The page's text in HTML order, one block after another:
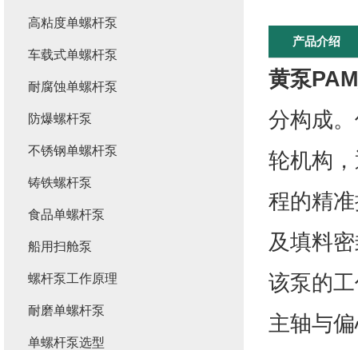
产品介绍
黄泵
分构成
轮机构
程的精
及填料
该泵的
主轴与
高粘度单螺杆泵
车载式单螺杆泵
耐腐蚀单螺杆泵
防爆螺杆泵
不锈钢单螺杆泵
铸铁螺杆泵
食品单螺杆泵
船用扫舱泵
螺杆泵工作原理
耐磨单螺杆泵
单螺杆泵选型